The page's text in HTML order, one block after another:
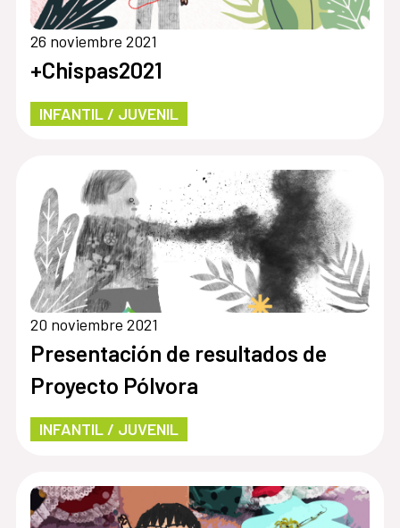
26 noviembre 2021
+Chispas2021
INFANTIL / JUVENIL
20 noviembre 2021
Presentación de resultados de
Proyecto Pólvora
INFANTIL / JUVENIL